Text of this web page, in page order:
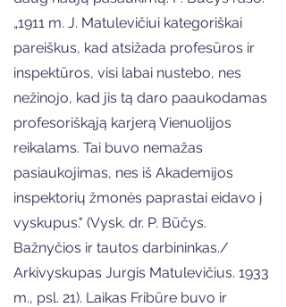
„1911 m. J. Matulevičiui kategoriškai
pareiškus, kad atsižada profesūros ir
inspektūros, visi labai nustebo, nes
nežinojo, kad jis tą daro paaukodamas
profesoriškąją karjerą Vienuolijos
reikalams. Tai buvo nemažas
pasiaukojimas, nes iš Akademijos
inspektorių žmonės paprastai eidavo į
vyskupus." (Vysk. dr. P. Būčys.
Bažnyčios ir tautos darbininkas./
Arkivyskupas Jurgis Matulevičius. 1933
m., psl. 21). Laikas Fribūre buvo ir